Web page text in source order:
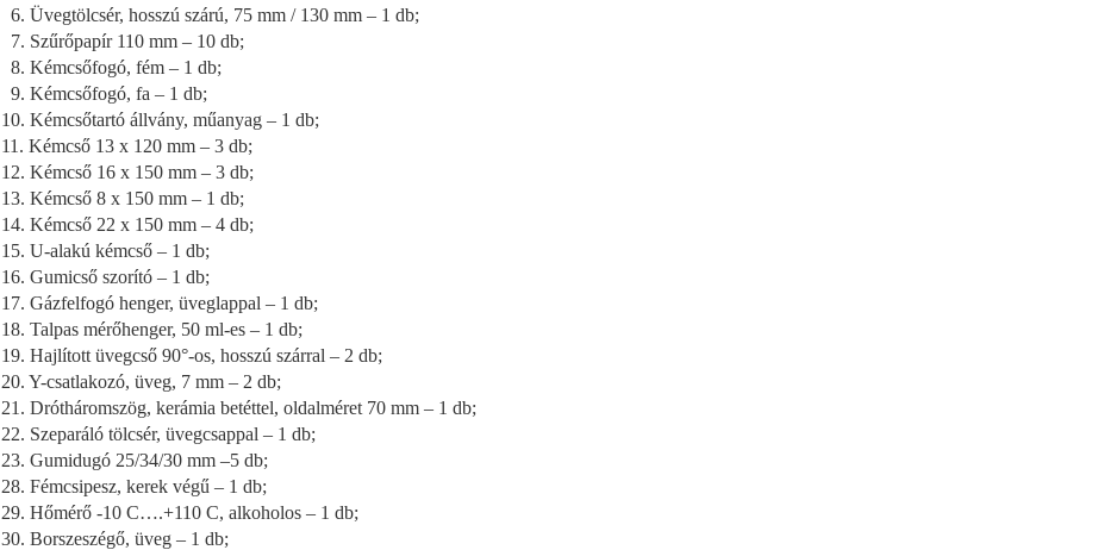
6. Üvegtölcsér, hosszú szárú, 75 mm / 130 mm – 1 db;
7. Szűrőpapír 110 mm – 10 db;
8. Kémcsőfogó, fém – 1 db;
9. Kémcsőfogó, fa – 1 db;
10. Kémcsőtartó állvány, műanyag – 1 db;
11. Kémcső 13 x 120 mm – 3 db;
12. Kémcső 16 x 150 mm – 3 db;
13. Kémcső 8 x 150 mm – 1 db;
14. Kémcső 22 x 150 mm – 4 db;
15. U-alakú kémcső – 1 db;
16. Gumicső szorító – 1 db;
17. Gázfelfogó henger, üveglappal – 1 db;
18. Talpas mérőhenger, 50 ml-es – 1 db;
19. Hajlított üvegcső 90°-os, hosszú szárral – 2 db;
20. Y-csatlakozó, üveg, 7 mm – 2 db;
21. Drótháromszög, kerámia betéttel, oldalméret 70 mm – 1 db;
22. Szeparáló tölcsér, üvegcsappal – 1 db;
23. Gumidugó 25/34/30 mm –5 db;
28. Fémcsipesz, kerek végű – 1 db;
29. Hőmérő -10 C….+110 C, alkoholos – 1 db;
30. Borszeszégő, üveg – 1 db;